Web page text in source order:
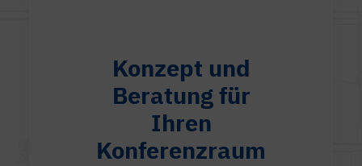
Konzept und
Beratung für
Ihren
Konferenzraum